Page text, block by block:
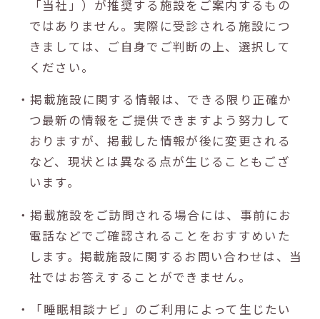
「当社」）が推奨する施設をご案内するもの
ではありません。実際に受診される施設につ
きましては、ご自身でご判断の上、選択して
ください。
・掲載施設に関する情報は、できる限り正確か
つ最新の情報をご提供できますよう努力して
おりますが、掲載した情報が後に変更される
など、現状とは異なる点が生じることもござ
います。
・掲載施設をご訪問される場合には、事前にお
電話などでご確認されることをおすすめいた
します。掲載施設に関するお問い合わせは、当
社ではお答えすることができません。
・「睡眠相談ナビ」のご利用によって生じたい